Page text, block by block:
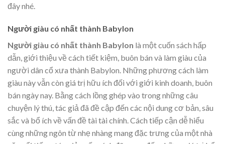
đây nhé.
Người giàu có nhất thành Babylon
Người giàu có nhất thành Babylon là một cuốn sách hấp
dẫn, giới thiệu về cách tiết kiệm, buôn bán và làm giàu của
người dân cổ xưa thành Babylon. Những phương cách làm
giàu này vẫn còn giá trị hữu ích đối với giới kinh doanh, buôn
bán ngày nay. Bằng cách lồng ghép vào trong những câu
chuyện lý thú, tác giả đã đề cập đến các nội dung cơ bản, sâu
sắc và bổ ích về vấn đề tài tài chính. Cách tiếp cận dễ hiểu
cùng những ngôn từ nhẹ nhàng mang đặc trưng của một nhà